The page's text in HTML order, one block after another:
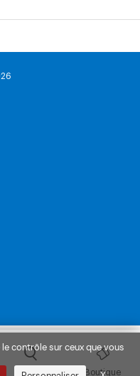
contrôle sur ceux que vous
Explorer Boutique